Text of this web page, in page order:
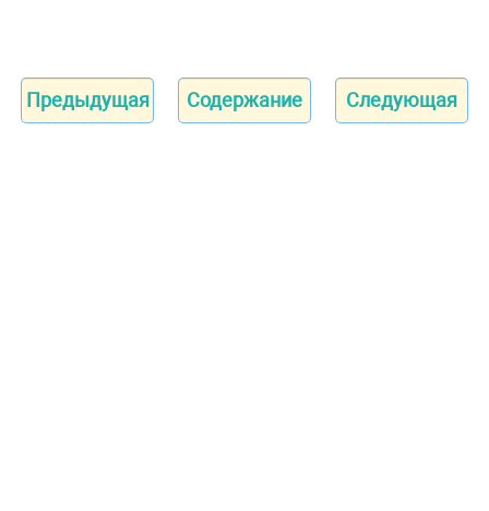
Предыдущая Содержание Следующая